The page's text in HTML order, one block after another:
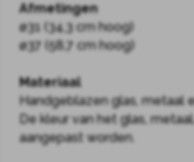
Afmetingen
ø31 (34,3 cm hoog)
ø37 (58,7 cm hoog)
Materiaal
Handgeblazen glas, metaal
De kleur van het glas,
aangepast worden.